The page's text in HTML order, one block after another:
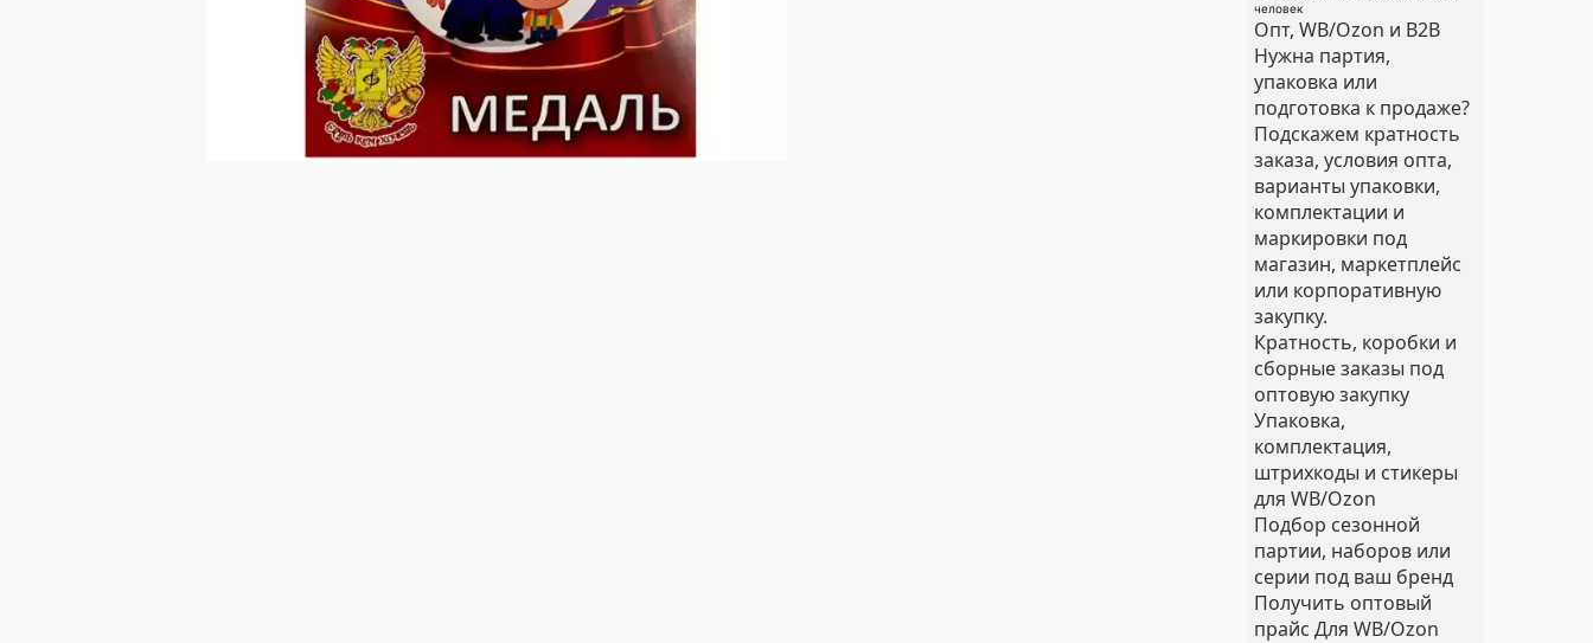
человек
Опт, WB/Ozon и B2B
Нужна партия,
упаковка или
подготовка к продаже?
Подскажем кратность
заказа, условия опта,
варианты упаковки,
комплектации и
маркировки под
магазин, маркетплейс
или корпоративную
закупку.
Кратность, коробки и
сборные заказы под
оптовую закупку
Упаковка,
комплектация,
штрихкоды и стикеры
для WB/Ozon
Подбор сезонной
партии, наборов или
серии под ваш бренд
Получить оптовый
прайс Для WB/Ozon